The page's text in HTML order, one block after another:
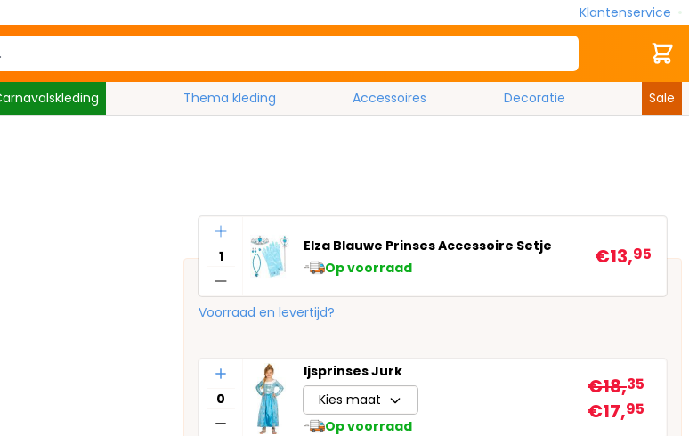
Klantenservice
Zoek Cart
Thema kleding Accessoires Decoratie
Sale
Aantal
Elza Blauwe Prinses Accessoire Setje
Op voorraad
€13,95
Voorraad en levertijd?
Aantal
Ijsprinses Jurk
Kies maat
Op voorraad
€18,35
€17,95